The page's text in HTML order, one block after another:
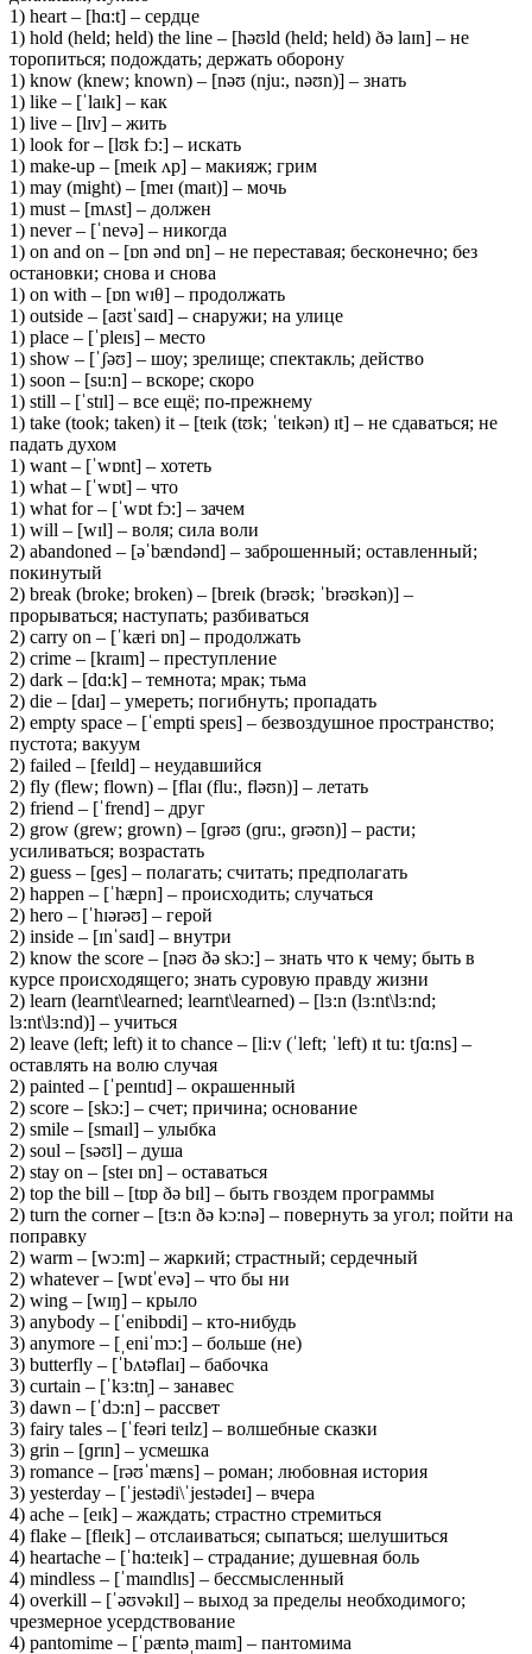
1) heart – [hɑ:t] – сердце
1) hold (held; held) the line – [həʊld (held; held) ðə laɪn] – не
торопиться; подождать; держать оборону
1) know (knew; known) – [nəʊ (nju:, nəʊn)] – знать
1) like – [ˈlaɪk] – как
1) live – [lɪv] – жить
1) look for – [lʊk fɔ:] – искать
1) make-up – [meɪk ʌp] – макияж; грим
1) may (might) – [meɪ (maɪt)] – мочь
1) must – [mʌst] – должен
1) never – [ˈnevə] – никогда
1) on and on – [ɒn ənd ɒn] – не переставая; бесконечно; без
остановки; снова и снова
1) on with – [ɒn wɪθ] – продолжать
1) outside – [aʊtˈsaɪd] – снаружи; на улице
1) place – [ˈpleɪs] – место
1) show – [ˈʃəʊ] – шоу; зрелище; спектакль; действо
1) soon – [su:n] – вскоре; скоро
1) still – [ˈstɪl] – все ещё; по-прежнему
1) take (took; taken) it – [teɪk (tʊk; ˈteɪkən) ɪt] – не сдаваться; не
падать духом
1) want – [ˈwɒnt] – хотеть
1) what – [ˈwɒt] – что
1) what for – [ˈwɒt fɔ:] – зачем
1) will – [wɪl] – воля; сила воли
2) abandoned – [əˈbændənd] – заброшенный; оставленный;
покинутый
2) break (broke; broken) – [breɪk (brəʊk; ˈbrəʊkən)] –
прорываться; наступать; разбиваться
2) carry on – [ˈkæri ɒn] – продолжать
2) crime – [kraɪm] – преступление
2) dark – [dɑ:k] – темнота; мрак; тьма
2) die – [daɪ] – умереть; погибнуть; пропадать
2) empty space – [ˈempti speɪs] – безвоздушное пространство;
пустота; вакуум
2) failed – [feɪld] – неудавшийся
2) fly (flew; flown) – [flaɪ (flu:, fləʊn)] – летать
2) friend – [ˈfrend] – друг
2) grow (grew; grown) – [ɡrəʊ (ɡru:, ɡrəʊn)] – расти;
усиливаться; возрастать
2) guess – [ɡes] – полагать; считать; предполагать
2) happen – [ˈhæpn] – происходить; случаться
2) hero – [ˈhɪərəʊ] – герой
2) inside – [ɪnˈsaɪd] – внутри
2) know the score – [nəʊ ðə skɔ:] – знать что к чему; быть в
курсе происходящего; знать суровую правду жизни
2) learn (learnt\learned; learnt\learned) – [lɜ:n (lɜ:nt\lɜ:nd;
lɜ:nt\lɜ:nd)] – учиться
2) leave (left; left) it to chance – [li:v (ˈleft; ˈleft) ɪt tu: tʃɑ:ns] –
оставлять на волю случая
2) painted – [ˈpeɪntɪd] – окрашенный
2) score – [skɔ:] – счет; причина; основание
2) smile – [smaɪl] – улыбка
2) soul – [səʊl] – душа
2) stay on – [steɪ ɒn] – оставаться
2) top the bill – [tɒp ðə bɪl] – быть гвоздем программы
2) turn the corner – [tɜ:n ðə kɔ:nə] – повернуть за угол; пойти на
поправку
2) warm – [wɔ:m] – жаркий; страстный; сердечный
2) whatever – [wɒtˈevə] – что бы ни
2) wing – [wɪŋ] – крыло
3) anybody – [ˈenibɒdi] – кто-нибудь
3) anymore – [ˌeniˈmɔ:] – больше (не)
3) butterfly – [ˈbʌtəflaɪ] – бабочка
3) curtain – [ˈkɜ:tn̩] – занавес
3) dawn – [ˈdɔ:n] – рассвет
3) fairy tales – [ˈfeəri teɪlz] – волшебные сказки
3) grin – [ɡrɪn] – усмешка
3) romance – [rəʊˈmæns] – роман; любовная история
3) yesterday – [ˈjestədi\ˈjestədeɪ] – вчера
4) ache – [eɪk] – жаждать; страстно стремиться
4) flake – [fleɪk] – отслаиваться; сыпаться; шелушиться
4) heartache – [ˈhɑ:teɪk] – страдание; душевная боль
4) mindless – [ˈmaɪndlɪs] – бессмысленный
4) overkill – [ˈəʊvəkɪl] – выход за пределы необходимого;
чрезмерное усердствование
4) pantomime – [ˈpæntəˌmaɪm] – пантомима